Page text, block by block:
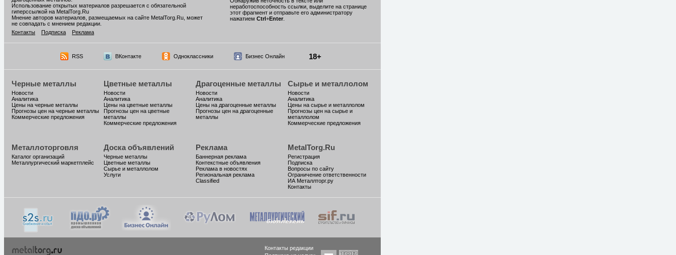
Использование открытых материалов разрешается с обязательной
гиперссылкой на MetalTorg.Ru
Мнение авторов материалов, размещаемых на сайте MetalTorg.Ru, может
не совпадать с мнением редакции.
Контакты
Подписка Реклама
неработоспособность ссылки, выделите на странице
этот фрагмент и отправьте его администратору
нажатием Ctrl +Enter.
RSS ВКонтакте Одноклассники Бизнес Онлайн 18+
Черные металлы
Новости
Аналитика
Цены на черные металлы
Прогнозы цен на черные металлы
Коммерческие предложения
Цветные металлы
Новости
Аналитика
Цены на цветные металлы
Прогнозы цен на цветные
металлы
Коммерческие предложения
Драгоценные металлы
Новости
Аналитика
Цены на драгоценные металлы
Прогнозы цен на драгоценные
металлы
Сырье и металлолом
Новости
Аналитика
Цены на сырье и металлолом
Прогнозы цен на сырье и
металлолом
Коммерческие предложения
Металлоторговля
Каталог организаций
Металлургический маркетплейс
Доска объявлений
Черные металлы
Цветные металлы
Сырье и металлолом
Услуги
Реклама
Баннерная реклама
Контекстные объявления
Реклама в новостях
Региональная реклама
Classified
MetalTorg.Ru
Регистрация
Подписка
Вопросы по сайту
Ограничение ответственности
ИА Металлторг.ру
Контакты
Контакты редакции